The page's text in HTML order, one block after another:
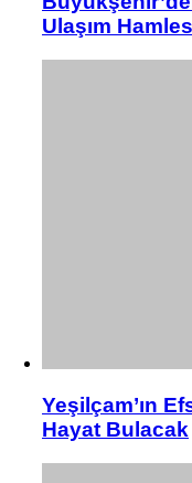
Ulaşım
Yeşilçam’ın
Hayat Bulacak